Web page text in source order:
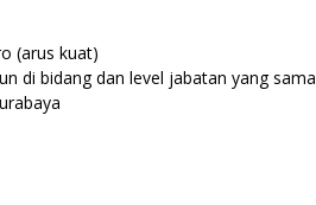
(arus kuat)
di bidang dan level jabatan yang sama